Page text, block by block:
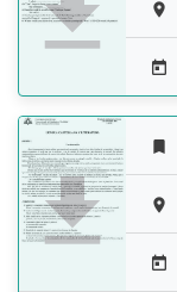





